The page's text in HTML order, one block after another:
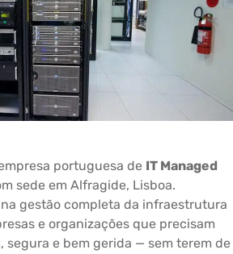
portuguesa de IT Managed
sede em Alfragide, Lisboa.
gestão completa da infraestrutura
e organizações que precisam
segura e bem gerida — sem terem de